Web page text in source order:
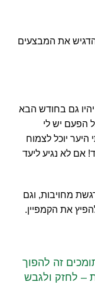
את המבצעים
גם בחודש הבא
הפעם יש לי
היער יוכל לצמוח
אם לא נגיע ליעד
מחויבות, וגם
את הקמפיין.
זה להפוך
– לחזק ולגבש